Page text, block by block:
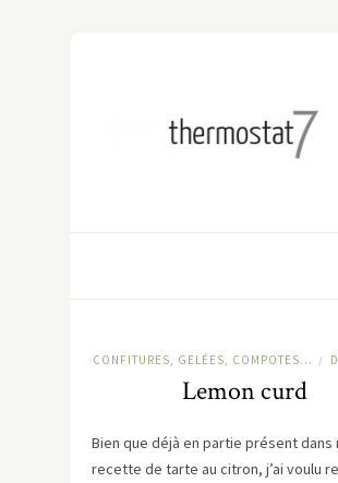
CONFITURES, GELÉES, COMPOTES... /
Lemon curd
Bien que déjà en partie présent dans
recette de tarte au citron, j’ai voulu